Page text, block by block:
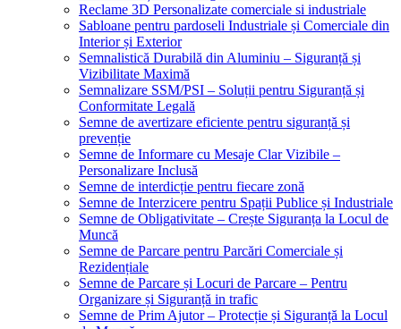
Reclame 3D Personalizate comerciale si industriale
Sabloane pentru pardoseli Industriale și Comerciale din
Interior și Exterior
Semnalistică Durabilă din Aluminiu – Siguranță și
Vizibilitate Maximă
Semnalizare SSM/PSI – Soluții pentru Siguranță și
Conformitate Legală
Semne de avertizare eficiente pentru siguranță și
prevenție
Semne de Informare cu Mesaje Clar Vizibile –
Personalizare Inclusă
Semne de interdicție pentru fiecare zonă
Semne de Interzicere pentru Spații Publice și Industriale
Semne de Obligativitate – Crește Siguranța la Locul de
Muncă
Semne de Parcare pentru Parcări Comerciale și
Rezidențiale
Semne de Parcare și Locuri de Parcare – Pentru
Organizare și Siguranță in trafic
Semne de Prim Ajutor – Protecție și Siguranță la Locul